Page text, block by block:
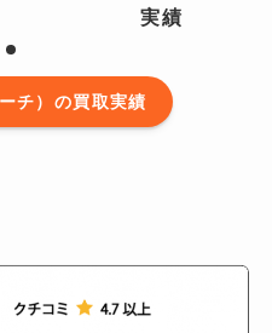
実績
チ）の買取実績